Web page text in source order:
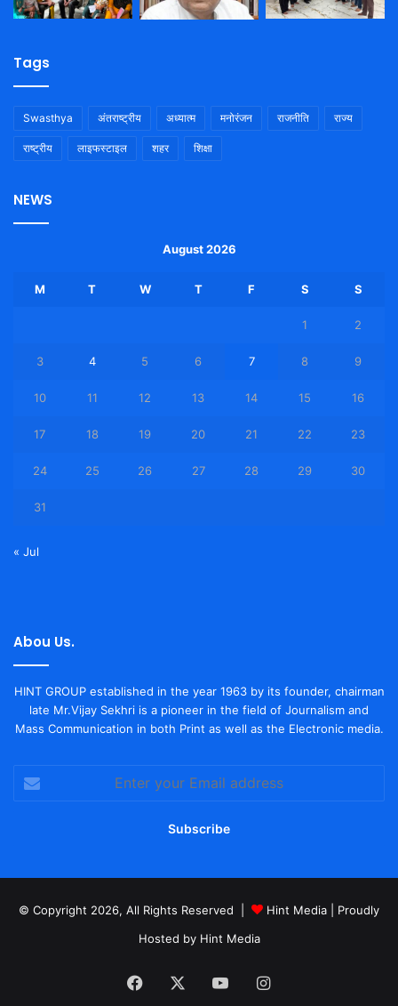
Tags
Swasthya अंतराष्ट्रीय अध्यात्म मनोरंजन राजनीति राज्य
राष्ट्रीय लाइफस्टाइल शहर शिक्षा
NEWS
August 2026
M T W T F S S
1 2
3 4 5 6 7 8 9
10 11 12 13 14 15 16
17 18 19 20 21 22 23
24 25 26 27 28 29 30
31
« Jul
Abou Us.
HINT GROUP established in the year 1963 by its founder, chairman
late Mr.Vijay Sekhri is a pioneer in the field of Journalism and
Mass Communication in both Print as well as the Electronic media.
your
© Copyright 2026, All Rights Reserved | Hint Media | Proudly
Hosted by Hint Media
Facebook YouTubeInstagram